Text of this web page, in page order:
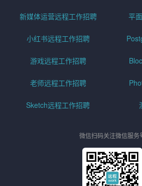
新媒体运营远程工作招聘 平
小红书远程工作招聘
游戏远程工作招聘
老师远程工作招聘
Sketch远程工作招聘
微信扫码关注微信服务